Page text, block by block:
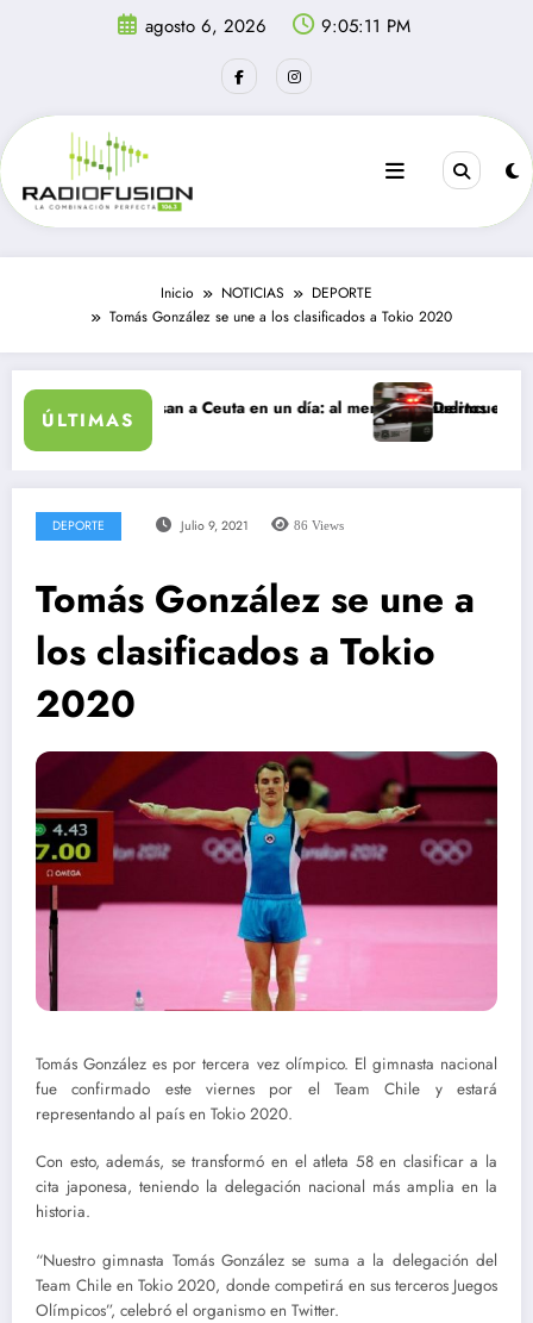
agosto 6, 2026 9:05:11 PM
Inicio NOTICIAS
DEPORTE
Tomás González se une a los clasificados a Tokio 2020
ÚLTIMAS
ingresan a Ceuta en un día: al menos 34 muertos en la crisis.
Delincuentes
DEPORTE Julio 9, 2021 86 Views
Tomás González se une a
los clasificados a Tokio
2020
Tomás González es por tercera vez olímpico. El gimnasta nacional
fue confirmado este viernes por el Team Chile y estará
representando al país en Tokio 2020.
Con esto, además, se transformó en el atleta 58 en clasificar a la
cita japonesa, teniendo la delegación nacional más amplia en la
historia.
“Nuestro gimnasta Tomás González se suma a la delegación del
Team Chile en Tokio 2020, donde competirá en sus terceros Juegos
Olímpicos”, celebró el organismo en Twitter.